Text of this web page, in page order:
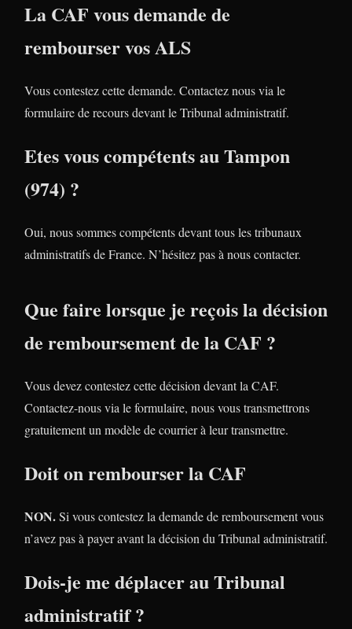
La CAF vous demande de
rembourser vos ALS
Vous contestez cette demande. Contactez nous via le
formulaire de recours devant le Tribunal administratif.
Etes vous compétents au Tampon
(974) ?
Oui, nous sommes compétents devant tous les tribunaux
administratifs de France. N’hésitez pas à nous contacter.
Que faire lorsque je reçois la décision
de remboursement de la CAF ?
Vous devez contestez cette décision devant la CAF.
Contactez-nous via le formulaire, nous vous transmettrons
gratuitement un modèle de courrier à leur transmettre.
Doit on rembourser la CAF
NON.Si vous contestez la demande de remboursement vous
n’avez pas à payer avant la décision du Tribunal administratif.
Dois-je me déplacer au Tribunal
administratif ?